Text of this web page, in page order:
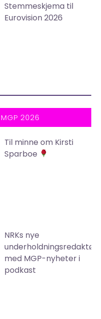
Stemmeskjema til
Eurovision 2026
MGP 2026
Til minne om Kirsti
Sparboe
NRKs nye
underholdningsredaktør
med MGP-nyheter i
podkast